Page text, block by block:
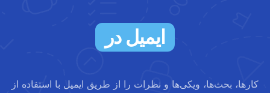
ایمیل در
کارها، بحث‌ها، ویکی‌ها و نظرات را از طریق ایمیل با استفاده از